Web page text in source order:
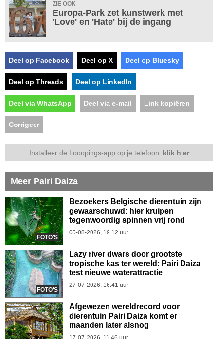
ZIE OOK
Europa-Park zet kunstwerk met
'Love' en 'Hate' bij de ingang
Deel op Facebook Deel op X Deel op Bluesky
Deel op Threads Deel op LinkedIn
Deel via WhatsApp Deel via e-mail Link kopiëren
Corrigeer
Installeer de Looopings-app op je telefoon: klik hier
Meer Pairi Daiza
FOTO'S
Bezoekers Belgische dierentuin zijn
gewaarschuwd: hier kruipen
tegenwoordig spinnen vrij rond
05-08-2026, 19.12 uur
FOTO'S
Lazy river dwars door grootste
tropische kas ter wereld: Pairi Daiza
test nieuwe waterattractie
27-07-2026, 16.41 uur
Afgewezen wereldrecord voor
dierentuin Pairi Daiza komt er
maanden later alsnog
17-07-2026, 11.46 uur